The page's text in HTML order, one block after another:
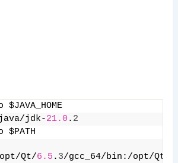
jdk-21.0 . 2
Qt/6.5 . 3/gcc_64/bin:/opt/